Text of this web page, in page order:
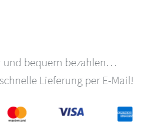
und bequem bezahlen…
Lieferung per E-Mail!